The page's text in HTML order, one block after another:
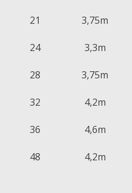
21 3,75m
24 3,3m
28 3,75m
32 4,2m
36 4,6m
48 4,2m